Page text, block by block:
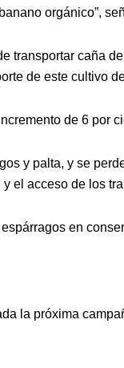
orgánico”,
transportar caña
de este cultivo
de 6 por
y palta, y se
el acceso de los
en
la próxima